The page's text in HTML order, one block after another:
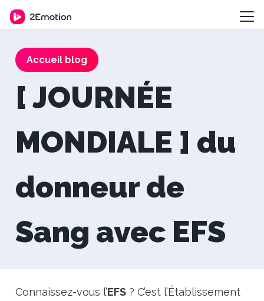
Accueil blog
[ JOURNÉE
MONDIALE ] du
donneur de
Sang avec EFS
Connaissez-vous l’EFS? C’est l’Établissement